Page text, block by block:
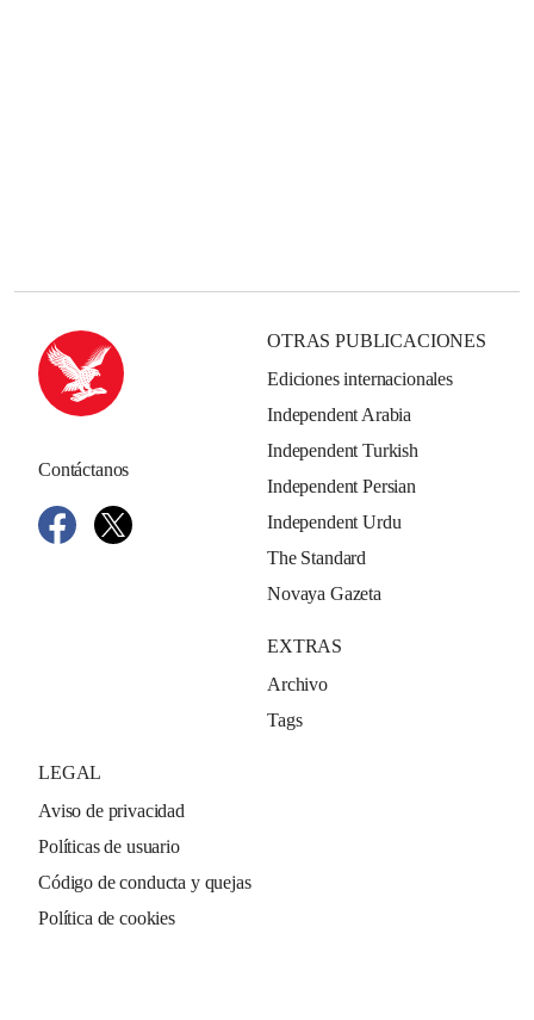
Contáctanos
OTRAS PUBLICACIONES
Ediciones internacionales
Independent Arabia
Independent Turkish
Independent Persian
Independent Urdu
The Standard
Novaya Gazeta
EXTRAS
Archivo
Tags
LEGAL
Aviso de privacidad
Políticas de usuario
Código de conducta y quejas
Política de cookies